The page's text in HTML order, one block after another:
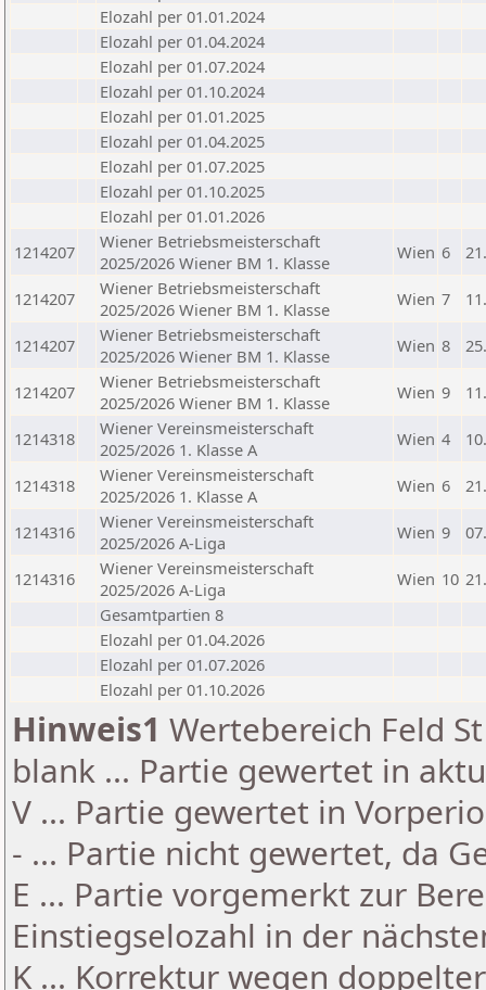
Elozahl per 01.01.2024
Elozahl per 01.04.2024
Elozahl per 01.07.2024
Elozahl per 01.10.2024
Elozahl per 01.01.2025
Elozahl per 01.04.2025
Elozahl per 01.07.2025
Elozahl per 01.10.2025
Elozahl per 01.01.2026
1214207
Wiener Betriebsmeisterschaft
2025/2026 Wiener BM 1. Klasse
Wien 6
1214207
Wiener Betriebsmeisterschaft
2025/2026 Wiener BM 1. Klasse
Wien 7
1214207
Wiener Betriebsmeisterschaft
2025/2026 Wiener BM 1. Klasse
Wien 8
1214207
Wiener Betriebsmeisterschaft
2025/2026 Wiener BM 1. Klasse
Wien 9
1214318
Wiener Vereinsmeisterschaft
2025/2026 1. Klasse A
Wien 4
1214318
Wiener Vereinsmeisterschaft
2025/2026 1. Klasse A
Wien 6
1214316
Wiener Vereinsmeisterschaft
2025/2026 A-Liga
Wien 9
1214316
Wiener Vereinsmeisterschaft
2025/2026 A-Liga
Wien 10
Gesamtpartien 8
Elozahl per 01.04.2026
Elozahl per 01.07.2026
Elozahl per 01.10.2026
Hinweis1 Wertebereich Feld
blank ... Partie gewertet in
V ... Partie gewertet in
- ... Partie nicht gewertet, da
E ... Partie vorgemerkt zur
Einstiegselozahl in der
K ... Korrektur wegen